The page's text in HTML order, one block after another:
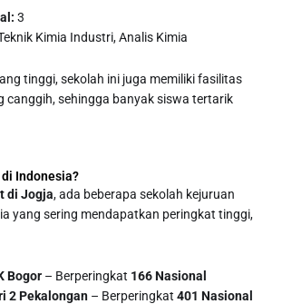
3
Kimia Industri, Analis Kimia
tinggi, sekolah ini juga memiliki fasilitas
canggih, sehingga banyak siswa tertarik
Indonesia?
di Jogja, ada beberapa sekolah kejuruan
yang sering mendapatkan peringkat tinggi,
Bogor – Berperingkat 166 Nasional
2 Pekalongan – Berperingkat401 Nasional